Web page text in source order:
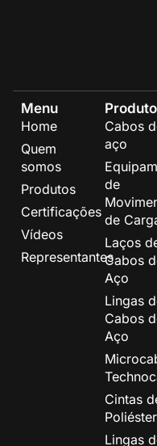
Menu
Home
Quem
somos
Produtos
Certificações
Vídeos
Representantes
Cabos
aço
de
de
Laços
Cabos
Aço
Lingas
Cabos
Aço
Cintas
Poliéster
Lingas